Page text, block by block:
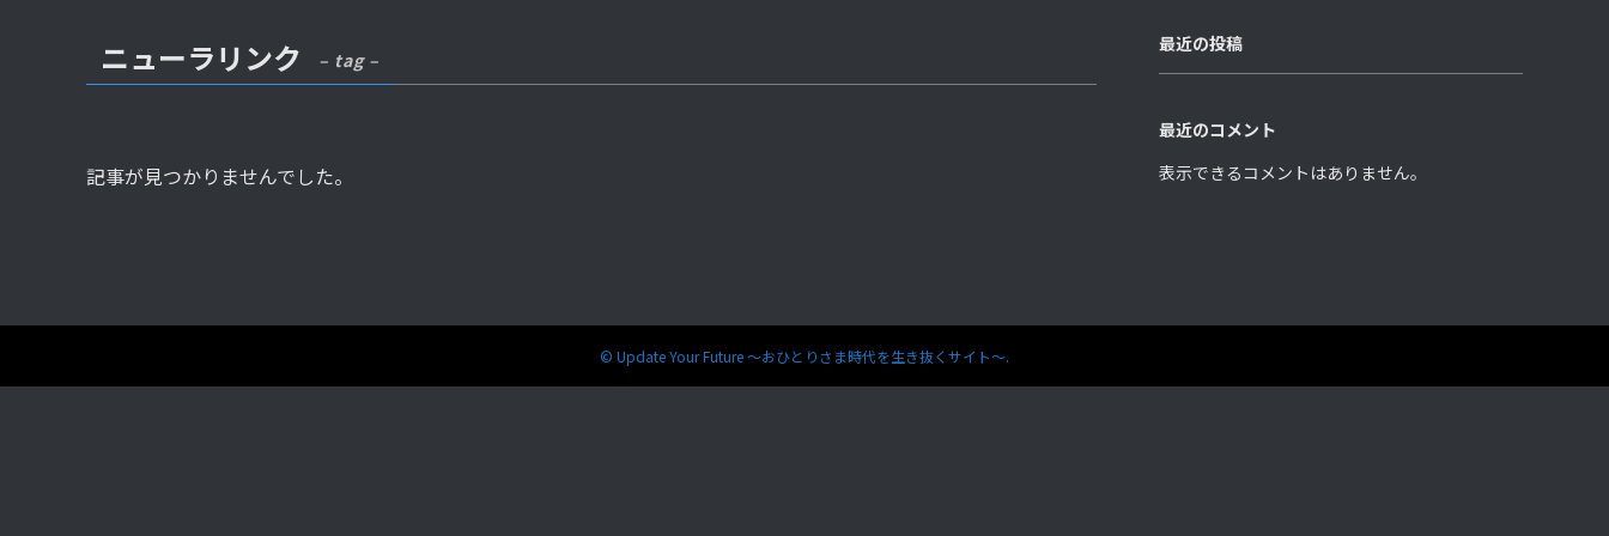
ニューラリンク – tag –
記事が見つかりませんでした。
最近の投稿
最近のコメント
表示できるコメントはありません。
© Update Your Future 〜おひとりさま時代を生き抜くサイト〜.